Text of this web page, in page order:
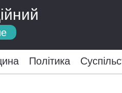
Політика